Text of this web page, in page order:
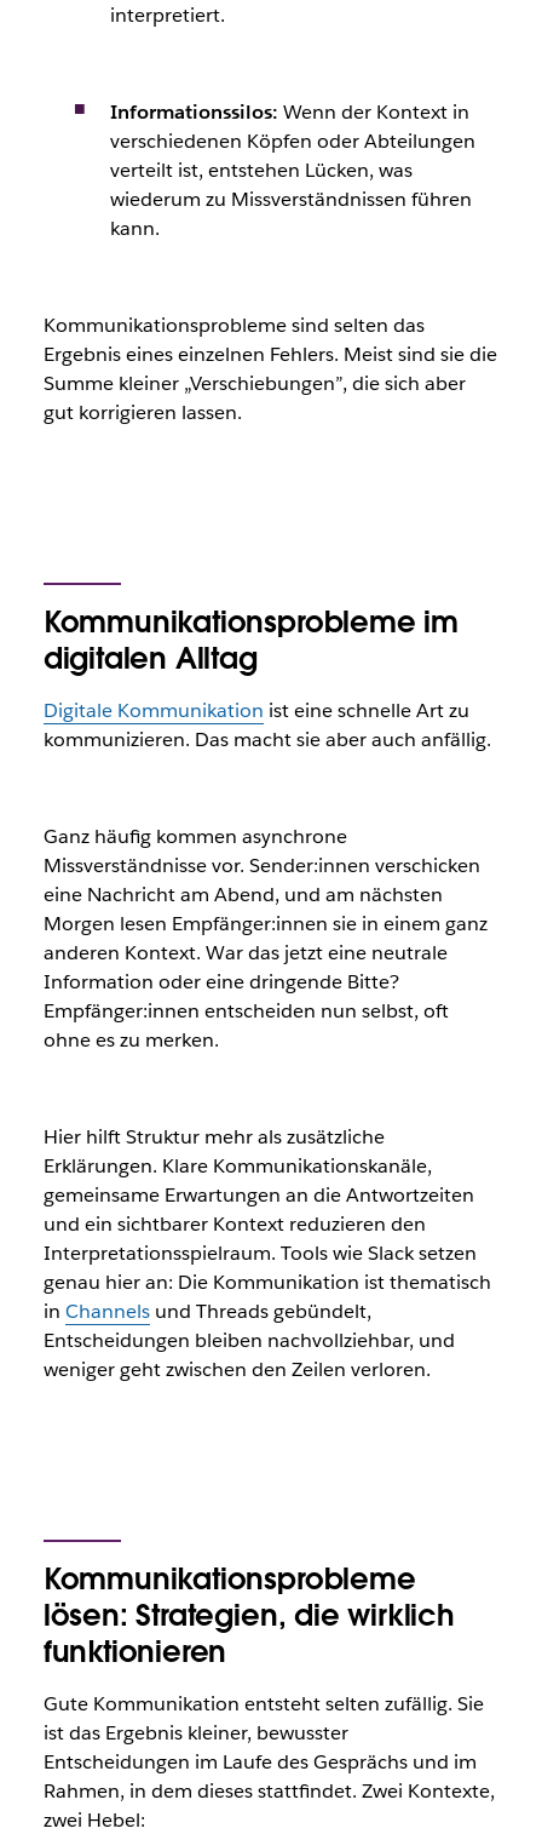
interpretiert.
Informationssilos: Wenn der Kontext in
verschiedenen Köpfen oder Abteilungen
verteilt ist, entstehen Lücken, was
wiederum zu Missverständnissen führen
kann.
Kommunikationsprobleme sind selten das
Ergebnis eines einzelnen Fehlers. Meist sind sie die
Summe kleiner „Verschiebungen”, die sich aber
gut korrigieren lassen.
Kommunikationsprobleme im
digitalen Alltag
Digitale Kommunikation ist eine schnelle Art zu
kommunizieren. Das macht sie aber auch anfällig.
Ganz häufig kommen asynchrone
Missverständnisse vor. Sender:innen verschicken
eine Nachricht am Abend, und am nächsten
Morgen lesen Empfänger:innen sie in einem ganz
anderen Kontext. War das jetzt eine neutrale
Information oder eine dringende Bitte?
Empfänger:innen entscheiden nun selbst, oft
ohne es zu merken.
Hier hilft Struktur mehr als zusätzliche
Erklärungen. Klare Kommunikationskanäle,
gemeinsame Erwartungen an die Antwortzeiten
und ein sichtbarer Kontext reduzieren den
Interpretationsspielraum. Tools wie Slack setzen
genau hier an: Die Kommunikation ist thematisch
in Channelsund Threads gebündelt,
Entscheidungen bleiben nachvollziehbar, und
weniger geht zwischen den Zeilen verloren.
Kommunikationsprobleme
lösen: Strategien, die wirklich
funktionieren
Gute Kommunikation entsteht selten zufällig. Sie
ist das Ergebnis kleiner, bewusster
Entscheidungen im Laufe des Gesprächs und im
Rahmen, in dem dieses stattfindet. Zwei Kontexte,
zwei Hebel: